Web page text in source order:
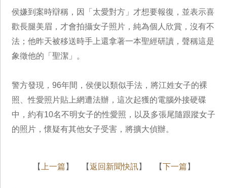
侯嫌到案時辯稱，因「太愛對方」才想要報復，並表示喜
歡長腿美眉，才會拍攝女子照片，純為個人欣賞，沒有不
法；他昨天被移送時手上還拿著一本聖經研讀，聲稱這是
象徵他的「聖潔」。
警方發現，96年間，侯便以類似手法，將江姓女子的裸
照、性愛照片貼上網遭法辦，這次起獲的電腦外接硬碟
中，約有10名不明女子的性愛照，以及多張尾隨跟蹤女子
的照片，懷疑有其他女子受害，將擴大偵辦。
【 上一篇 】 【返回新聞快訊】 【下一篇 】